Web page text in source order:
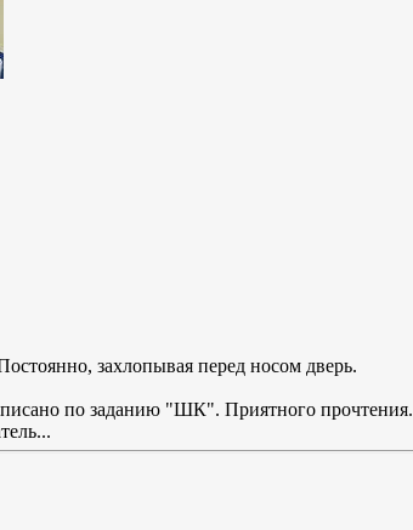
захлопывая перед носом дверь.
по заданию "ШК". Приятного прочтения.